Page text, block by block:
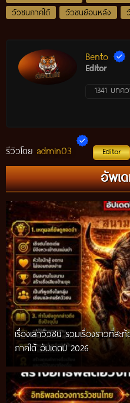
วัวชนภาคใต้
วัวชนย้อนหลัง
Bento
Editor
1341 บทค
รีวิวโดย admin03 Editor
อัพเ
เรื่องเล่าวัวชน รวมเรื่องราวที่ส
ภาคใต้ อัปเดตปี 2026